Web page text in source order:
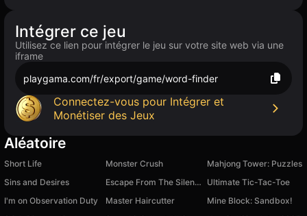
Intégrer ce jeu
Utilisez ce lien pour intégrer le jeu sur votre site web via une
iframe
playgama.com/fr/export/game/word-finder
Connectez-vous pour Intégrer et
Monétiser des Jeux
Aléatoire
Short Life Monster Crush
Mahjong Tower: Puzzles
Sins and Desires
Escape From The Silence: Awakening
Ultimate Tic-Tac-Toe
I'm on Observation Duty
Master Haircutter
Mine Block: Sandbox!